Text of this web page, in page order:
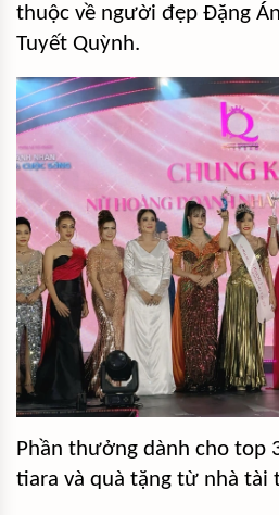
thuộc về người đẹp Đặng
Tuyết Quỳnh.
Phần thưởng dành cho top
tiara và quà tặng từ nhà tài